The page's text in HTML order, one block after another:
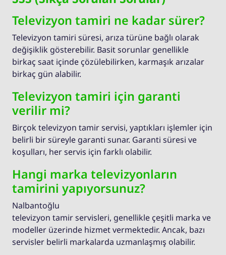
Televizyon tamiri ne kadar sürer?
Televizyon tamiri süresi, arıza türüne bağlı olarak
değişiklik gösterebilir. Basit sorunlar genellikle
birkaç saat içinde çözülebilirken, karmaşık arızalar
birkaç gün alabilir.
Televizyon tamiri için garanti
verilir mi?
Birçok televizyon tamir servisi, yaptıkları işlemler için
belirli bir süreyle garanti sunar. Garanti süresi ve
koşulları, her servis için farklı olabilir.
Hangi marka televizyonların
tamirini yapıyorsunuz?
Nalbantoğlu
televizyon tamir servisleri, genellikle çeşitli marka ve
modeller üzerinde hizmet vermektedir. Ancak, bazı
servisler belirli markalarda uzmanlaşmış olabilir.